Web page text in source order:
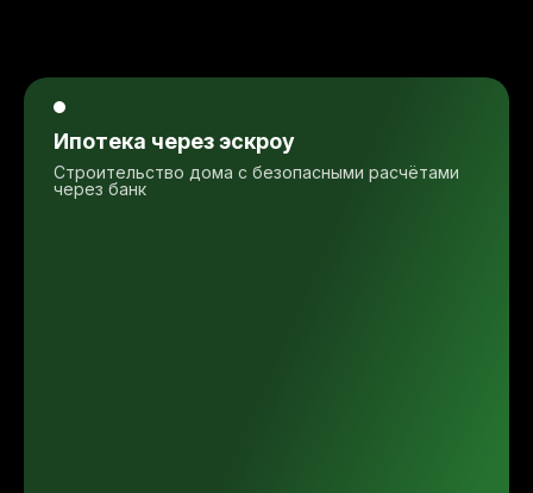
Ипотека через эскроу
Строительство дома с безопасными расчётами
через банк